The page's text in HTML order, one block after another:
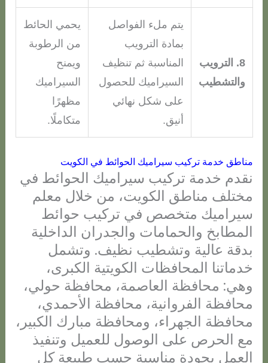
8. الترويب
والتشطيب
يتم ملء الفواصل
بمادة الترويب
المناسبة ثم تنظيف
السيراميك للحصول
على شكل نهائي
أنيق.
يحمي الحائط
من الرطوبة
ويمنح
السيراميك
مظهرًا
متكاملًا.
مناطق خدمة تركيب سيراميك الحوائط في الكويت
نقدم خدمة تركيب سيراميك الحوائط في
مختلف مناطق الكويت، من خلال معلم
سيراميك متخصص في تركيب حوائط
المطابخ والحمامات والجدران الداخلية
بدقة عالية وتشطيب نظيف. وتشمل
خدماتنا المحافظات الكويتية الكبرى،
وهي: محافظة العاصمة، محافظة حولي،
محافظة الفروانية، محافظة الأحمدي،
محافظة الجهراء، ومحافظة مبارك الكبير،
مع الحرص على الوصول للعميل وتنفيذ
العمل بجودة مناسبة حسب طبيعة كل